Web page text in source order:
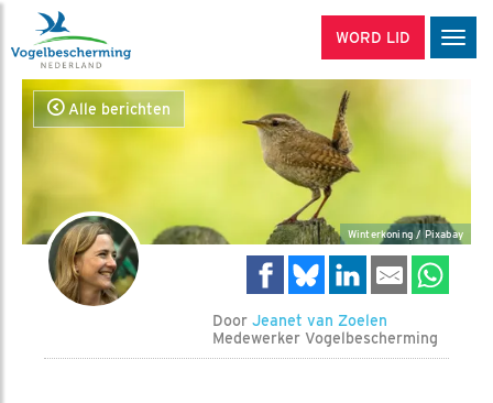
WORD LID
Alle berichten
Winterkoning / Pixabay
Door Jeanet van Zoelen
Medewerker Vogelbescherming